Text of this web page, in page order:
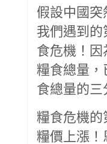
假設中國突
我們遇到
食危機！
糧食總量，
食總量的三
糧食危機的
糧價上漲！